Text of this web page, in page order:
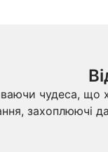
чудеса,
захоплюючі